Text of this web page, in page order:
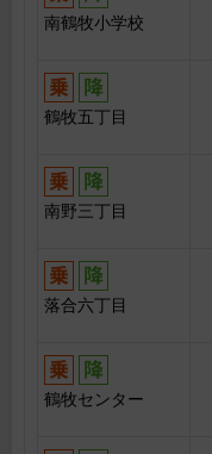
南鶴牧小学校
鶴牧五丁目
南野三丁目
落合六丁目
鶴牧センター